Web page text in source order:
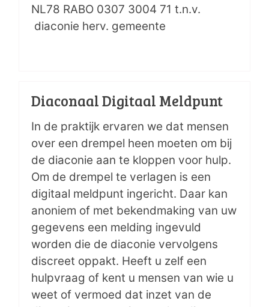
NL78 RABO 0307 3004 71 t.n.v.
diaconie herv. gemeente
Diaconaal Digitaal Meldpunt
In de praktijk ervaren we dat mensen
over een drempel heen moeten om bij
de diaconie aan te kloppen voor hulp.
Om de drempel te verlagen is een
digitaal meldpunt ingericht. Daar kan
anoniem of met bekendmaking van uw
gegevens een melding ingevuld
worden die de diaconie vervolgens
discreet oppakt. Heeft u zelf een
hulpvraag of kent u mensen van wie u
weet of vermoed dat inzet van de